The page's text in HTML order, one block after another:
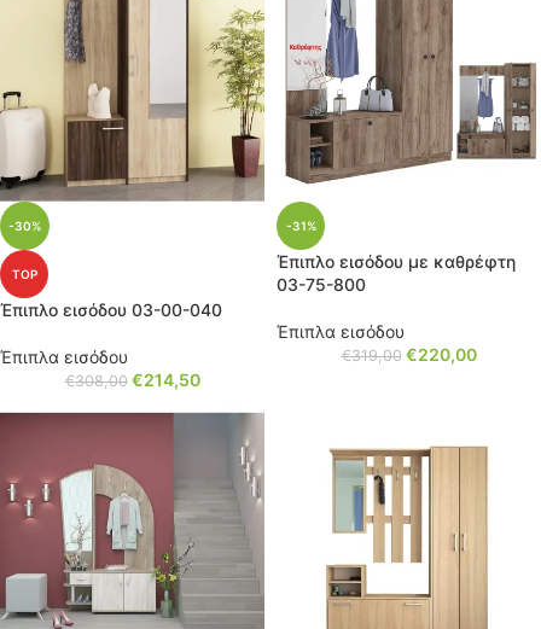
-30%
TOP
Έπιπλο εισόδου 03-00-040
Έπιπλα εισόδου
€308,00 €214,50
-31%
Έπιπλο εισόδου με καθρέφτη
03-75-800
Έπιπλα εισόδου
€319,00 €220,00